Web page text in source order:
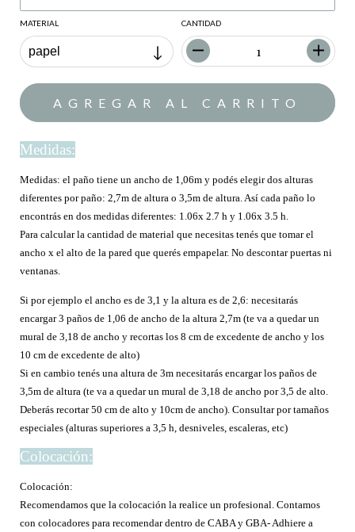
MATERIAL CANTIDAD
Medidas:
Medidas: el paño tiene un ancho de 1,06m y podés elegir dos alturas
diferentes por paño: 2,7m de altura o 3,5m de altura. Así cada paño lo
encontrás en dos medidas diferentes: 1.06x 2.7 h y 1.06x 3.5 h.
Para calcular la cantidad de material que necesitas tenés que tomar el
ancho x el alto de la pared que querés empapelar. No descontar puertas ni
ventanas.
Si por ejemplo el ancho es de 3,1 y la altura es de 2,6: necesitarás
encargar 3 paños de 1,06 de ancho de la altura 2,7m (te va a quedar un
mural de 3,18 de ancho y recortas los 8 cm de excedente de ancho y los
10 cm de excedente de alto)
Si en cambio tenés una altura de 3m necesitarás encargar los paños de
3,5m de altura (te va a quedar un mural de 3,18 de ancho por 3,5 de alto.
Deberás recortar 50 cm de alto y 10cm de ancho). Consultar por tamaños
especiales (alturas superiores a 3,5 h, desniveles, escaleras, etc)
Colocación:
Colocación:
Recomendamos que la colocación la realice un profesional. Contamos
con colocadores para recomendar dentro de CABA y GBA- Adhiere a